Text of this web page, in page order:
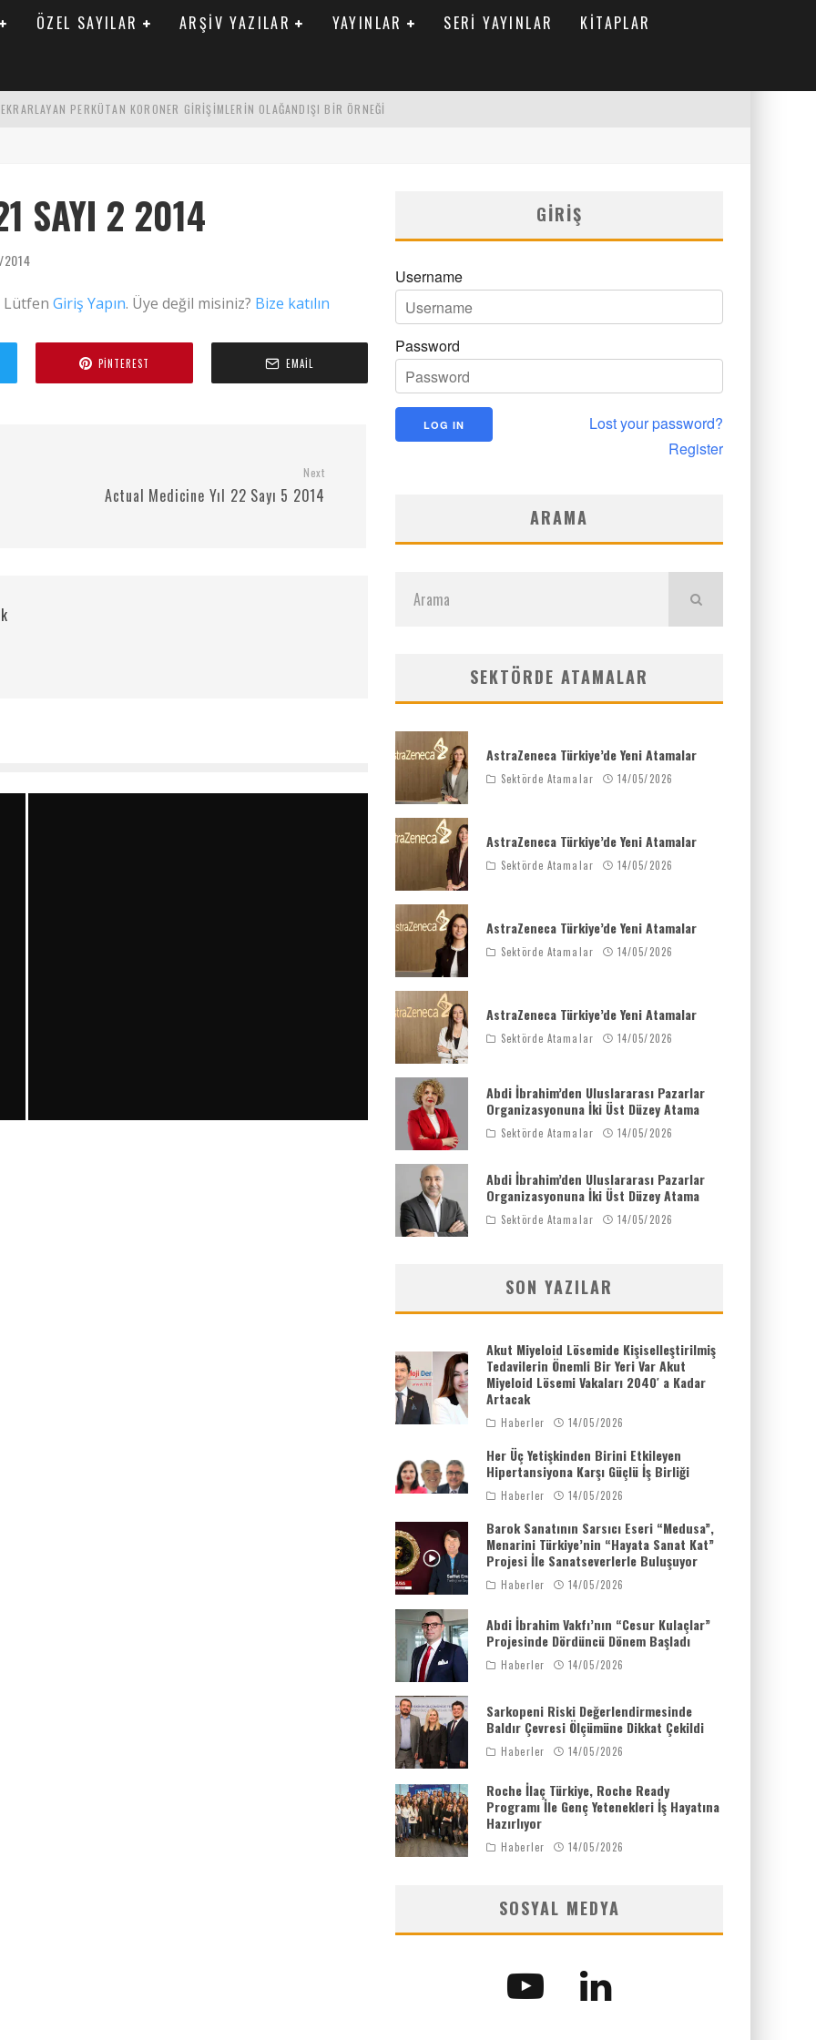
ÖZEL SAYILAR ARŞIV YAZILAR YAYINLAR SERI YAYINLAR KITAPLAR
PERKÜTAN KORONER GIRIŞIMLERIN OLAĞANDIŞI BIR ÖRNEĞI
TRIGLISERID/HDL ORANININ DEĞERLENDIRILMESI
SAYI 2 2014
Lütfen Giriş Yapın. Üye değil misiniz? Bize katılın
PINTEREST EMAIL
Next
Actual Medicine Yıl 22 Sayı 5 2014
GIRIŞ
Username
Password
Lost your password?
Register
ARAMA
SEKTÖRDE ATAMALAR
AstraZeneca Türkiye’de Yeni Atamalar
Sektörde Atamalar 14/05/2026
AstraZeneca Türkiye’de Yeni Atamalar
Sektörde Atamalar 14/05/2026
AstraZeneca Türkiye’de Yeni Atamalar
Sektörde Atamalar 14/05/2026
AstraZeneca Türkiye’de Yeni Atamalar
Sektörde Atamalar 14/05/2026
Abdi İbrahim’den Uluslararası Pazarlar
Organizasyonuna İki Üst Düzey Atama
Sektörde Atamalar 14/05/2026
Abdi İbrahim’den Uluslararası Pazarlar
Organizasyonuna İki Üst Düzey Atama
Sektörde Atamalar 14/05/2026
SON YAZILAR
Akut Miyeloid Lösemide Kişiselleştirilmiş
Tedavilerin Önemli Bir Yeri Var Akut
Miyeloid Lösemi Vakaları 2040′ a Kadar
Artacak
Haberler 14/05/2026
Her Üç Yetişkinden Birini Etkileyen
Hipertansiyona Karşı Güçlü İş Birliği
Haberler 14/05/2026
Barok Sanatının Sarsıcı Eseri “Medusa”,
Menarini Türkiye’nin “Hayata Sanat Kat”
Projesi İle Sanatseverlerle Buluşuyor
Haberler 14/05/2026
Abdi İbrahim Vakfı’nın “Cesur Kulaçlar”
Projesinde Dördüncü Dönem Başladı
Haberler 14/05/2026
Sarkopeni Riski Değerlendirmesinde
Baldır Çevresi Ölçümüne Dikkat Çekildi
Haberler 14/05/2026
Roche İlaç Türkiye, Roche Ready
Programı İle Genç Yetenekleri İş Hayatına
Hazırlıyor
Haberler 14/05/2026
SOSYAL MEDYA